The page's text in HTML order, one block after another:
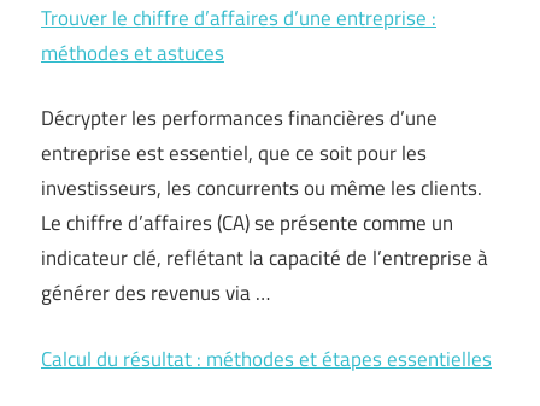
Trouver le chiffre d’affaires d’une entreprise :
méthodes et astuces
Décrypter les performances financières d’une
entreprise est essentiel, que ce soit pour les
investisseurs, les concurrents ou même les clients.
Le chiffre d’affaires (CA) se présente comme un
indicateur clé, reflétant la capacité de l’entreprise à
générer des revenus via …
Calcul du résultat : méthodes et étapes essentielles